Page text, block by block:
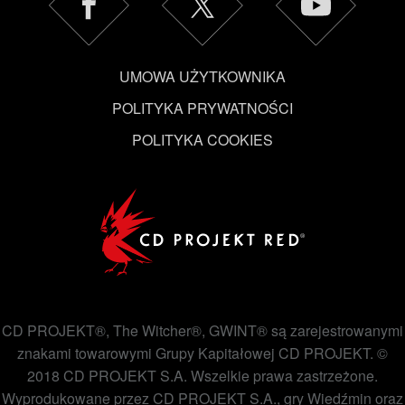
UMOWA UŻYTKOWNIKA
POLITYKA PRYWATNOŚCI
POLITYKA COOKIES
CD PROJEKT®, The Witcher®, GWINT® są zarejestrowanymi
znakami towarowymi Grupy Kapitałowej CD PROJEKT. ©
2018 CD PROJEKT S.A. Wszelkie prawa zastrzeżone.
Wyprodukowane przez CD PROJEKT S.A., gry Wiedźmin oraz